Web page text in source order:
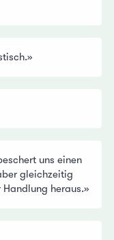
uns einen
gleichzeitig
heraus.»